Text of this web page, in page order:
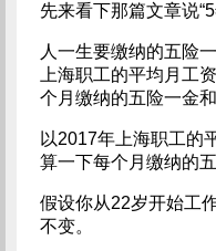
先来看下那篇文章说
人一生要缴纳的五险
上海职工的平均月工
个月缴纳的五险一金和
以2017年上海职工的
算一下每个月缴纳的
假设你从22岁开始工
不变。